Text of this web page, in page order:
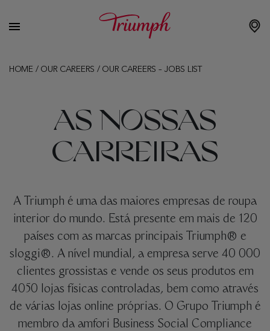
HOME/ OUR CAREERS / OUR CAREERS – JOBS LIST
AS NOSSAS
CARREIRAS
A Triumph é uma das maiores empresas de roupa
interior do mundo. Está presente em mais de 120
países com as marcas principais Triumph® e
sloggi®. A nível mundial, a empresa serve 40 000
clientes grossistas e vende os seus produtos em
4050 lojas físicas controladas, bem como através
de várias lojas online próprias. O Grupo Triumph é
membro da amfori Business Social Compliance